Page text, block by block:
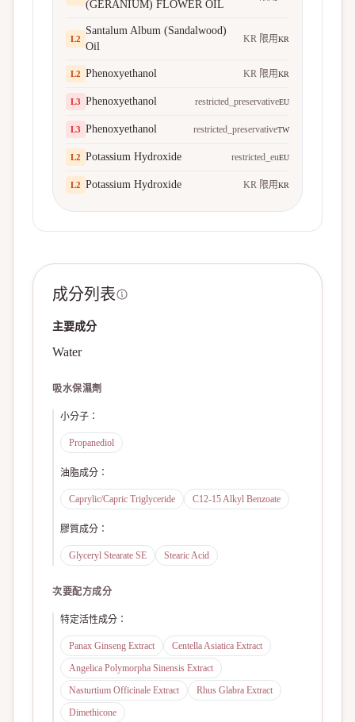
(GERANIUM) FLOWER OIL
L2
Santalum Album (Sandalwood)
Oil
KR 限用KR
L2 Phenoxyethanol KR 限用KR
L3 Phenoxyethanol restricted_preservativeEU
L3 Phenoxyethanol restricted_preservativeTW
L2 Potassium Hydroxide restricted_euEU
L2 Potassium Hydroxide KR 限用KR
成分列表
主要成分
Water
吸水保濕劑
小分子 ：
Propanediol
油脂成分 ：
Caprylic/Capric Triglyceride C12-15 Alkyl Benzoate
膠質成分 ：
Glyceryl Stearate SE Stearic Acid
次要配方成分
特定活性成分 ：
Panax Ginseng Extract
Centella Asiatica Extract
Angelica Polymorpha Sinensis Extract
Nasturtium Officinale Extract
Rhus Glabra Extract
Dimethicone